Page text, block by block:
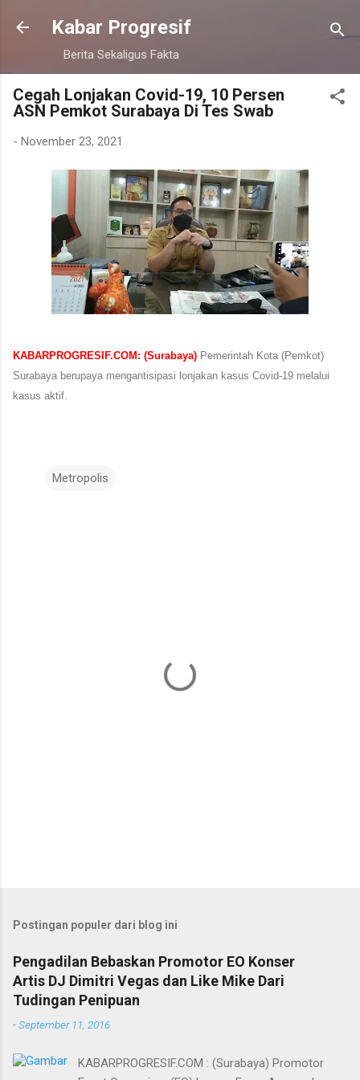
Langsung ke konten utama
Kabar Progresif
Berita Sekaligus Fakta
Cegah Lonjakan Covid-19, 10 Persen
ASN Pemkot Surabaya Di Tes Swab
- November 23, 2021
KABARPROGRESIF.COM: (Surabaya) Pemerintah Kota (Pemkot)
Surabaya berupaya mengantisipasi lonjakan kasus Covid-19 melalui
kasus aktif.
Metropolis
Postingan populer dari blog ini
Pengadilan Bebaskan Promotor EO Konser
Artis DJ Dimitri Vegas dan Like Mike Dari
Tudingan Penipuan
-September 11, 2016
KABARPROGRESIF.COM : (Surabaya) Promotor